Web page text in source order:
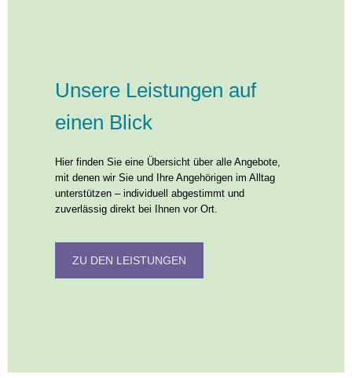
Unsere Leistungen auf
einen Blick
Hier finden Sie eine Übersicht über alle Angebote,
mit denen wir Sie und Ihre Angehörigen im Alltag
unterstützen – individuell abgestimmt und
zuverlässig direkt bei Ihnen vor Ort.
ZU DEN LEISTUNGEN